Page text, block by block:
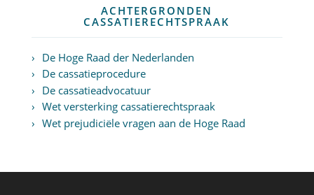
ACHTERGRONDEN
CASSATIERECHTSPRAAK
De Hoge Raad der Nederlanden
De cassatieprocedure
De cassatieadvocatuur
Wet versterking cassatierechtspraak
Wet prejudiciële vragen aan de Hoge Raad